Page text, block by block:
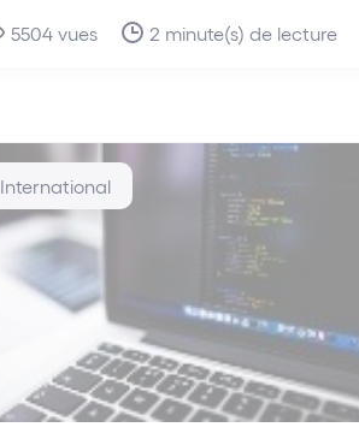
5504 vues 2 minute(s) de lecture
International